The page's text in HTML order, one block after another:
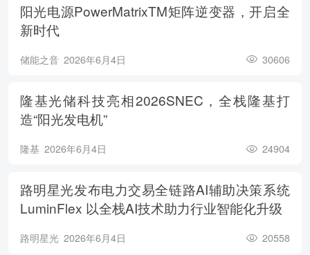
阳光电源PowerMatrixTM矩阵逆变器，开启全
新时代
储能之音 2026年6月4日 30606
隆基光储科技亮相2026SNEC，全栈隆基打
造“阳光发电机”
隆基 2026年6月4日 24904
路明星光发布电力交易全链路AI辅助决策系统
LuminFlex 以全栈AI技术助力行业智能化升级
路明星光 2026年6月4日 20558